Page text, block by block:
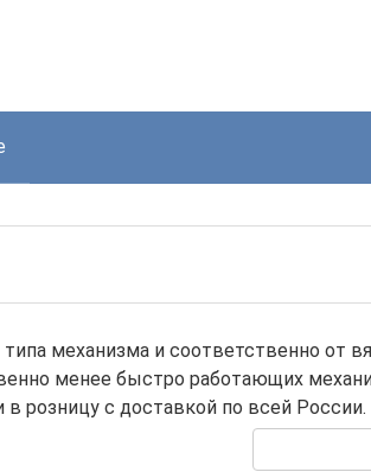
механизма и соответственно от
менее быстро работающих
розницу c доставкой по всей России.